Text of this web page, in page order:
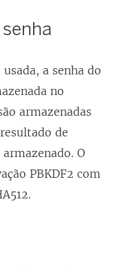
a senha do
no
armazenadas
de
O
PBKDF2 com